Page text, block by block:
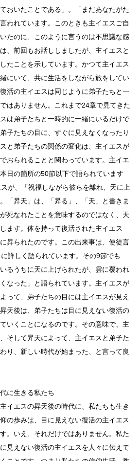
おいたことである」。「まだあなたがた
われています。このときも主イエスご自
たのに、このように言うのは不思議な感
、前回もお話ししましたが、主イエスと
たことを示しています。かつて主イエス
にいて、共に生活をしながら旅をしてい
活の主イエスは同じように弟子たちと一
はありません。これまで24章で見てきた
は弟子たちと一時的に一緒にいるだけで
子たちの目に、すぐに見えなくなったり
と弟子たちの関係の変化は、主イエスが
おられることと関わっています。主イエ
日の箇所の50節以下で語られています
が、「祝福しながら彼らを離れ、天に上
「昇天」は、「昇る」、「天」と書きま
死なれたことを意味するのではなく、天
ます。体を持って復活された主イエス
昇られたのです。この出来事は、使徒言
詳しく語られています。その9節でも
るうちに天に上げられたが、雲に覆われ
なった」と語られています。主イエスが
って、弟子たちの目には主イエスが見え
天後は、弟子たちは目に見えない復活の
いくことになるのです。その意味で、主
そして昇天によって、主イエスと弟子た
り、新しい時代が始まった、と言って良
に生きる私たち
イエスの昇天後の時代に、私たちも生き
の歩みは、目に見えない復活の主イエス
。いえ、それだけではありません。私た
見えない復活の主イエスを人々に伝えて